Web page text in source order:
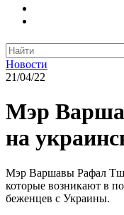
Новости
21/04/22
Мэр
на
Мэр Варшавы Рафал
которые возникают в
беженцев с Украины.